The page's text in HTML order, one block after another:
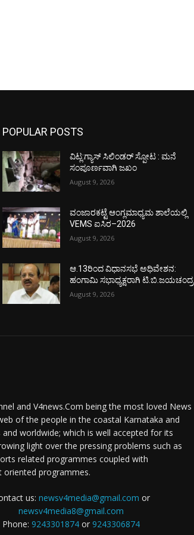
POPULAR POSTS
ವಿಟ್ಲ:ಗ್ಯಾಸ್ ಸಿಲಿಂಡರ್ ಸ್ಪೋಟ : ಮನೆ
ಸಂಪೂರ್ಣವಾಗಿ ಜಖಂ
August 9, 2026
ವಂಜಾರಕಟ್ಟೆ ಆಂಗ್ಲಮಾಧ್ಯಮ ಶಾಲೆಯಲ್ಲಿ
VEMS ಐಸಿರ–2026
August 9, 2026
ಆ.13ರಿಂದ ವಿಧಾನಸಭೆ ಅಧಿವೇಶನ:
ಹಂಗಾಮಿ ಸಭಾಧ್ಯಕ್ಷರಾಗಿ ಟಿ.ಬಿ.ಜಯಚಂದ್ರ
August 9, 2026
and V4news.Com being the most loved News
of the people in the coastal Karnataka and
worldwide; which is well accepted for its
light over the pressing problems such as
related programmes coupled with
oriented programmes.
us: newsv4media@gmail.com or
newsv4media8@gmail.com
Phone: 9243301874 or 9243306874